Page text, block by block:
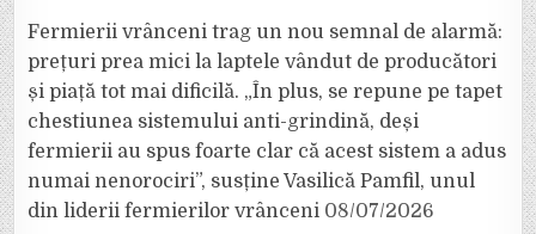
Fermierii vrânceni trag un nou semnal de alarmă:
prețuri prea mici la laptele vândut de producători
și piață tot mai dificilă. „În plus, se repune pe tapet
chestiunea sistemului anti-grindină, deși
fermierii au spus foarte clar că acest sistem a adus
numai nenorociri”, susține Vasilică Pamfil, unul
din liderii fermierilor vrânceni 08/07/2026